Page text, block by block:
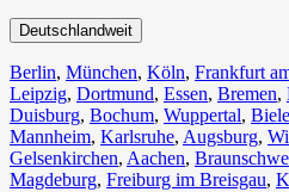
Deutschlandweit
Berlin⁠, München, Köln⁠, Frankfurt
Leipzig, Dortmund, Essen, Bremen,
Duisburg⁠, Bochum, Wuppertal⁠,
Mannheim, Karlsruhe, Augsburg,
Gelsenkirchen⁠, Aachen⁠,
Magdeburg, Freiburg im Breisgau⁠,